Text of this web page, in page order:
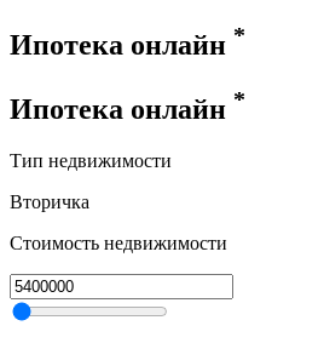
Ипотека онлайн *
Ипотека онлайн *
Тип недвижимости
Вторичка
Стоимость недвижимости